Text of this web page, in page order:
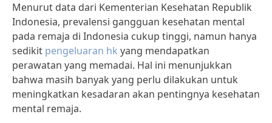
Menurut data dari Kementerian Kesehatan Republik
Indonesia, prevalensi gangguan kesehatan mental
pada remaja di Indonesia cukup tinggi, namun hanya
sedikit pengeluaran hk yang mendapatkan
perawatan yang memadai. Hal ini menunjukkan
bahwa masih banyak yang perlu dilakukan untuk
meningkatkan kesadaran akan pentingnya kesehatan
mental remaja.